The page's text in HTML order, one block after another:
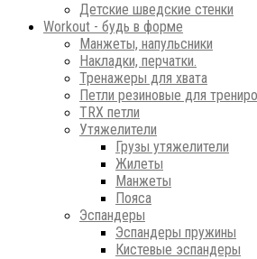
Детские шведские стенки
Workout - будь в форме
Манжеты, напульсники
Накладки, перчатки.
Тренажеры для хвата
Петли резиновые для
ТRХ петли
Утяжелители
Грузы утяжелители
Жилеты
Манжеты
Пояса
Эспандеры
Эспандеры пружины
Кистевые эспандеры